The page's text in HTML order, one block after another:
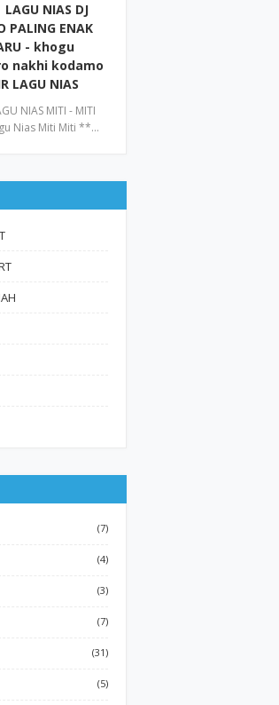
NIAS DJ
PALING ENAK
- khogu
nakhi kodamo
LAGU NIAS
NIAS MITI - MITI
Nias Miti Miti **…
(7)
(4)
(3)
(7)
(31)
(5)